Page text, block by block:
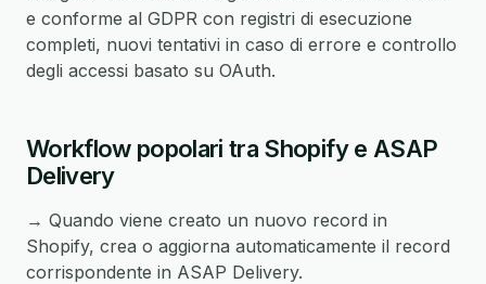
e conforme al GDPR con registri di esecuzione
completi, nuovi tentativi in caso di errore e controllo
degli accessi basato su OAuth.
Workflow popolari tra Shopify e ASAP
Delivery
→ Quando viene creato un nuovo record in
Shopify, crea o aggiorna automaticamente il record
corrispondente in ASAP Delivery.